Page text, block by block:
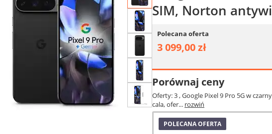
SIM, Norton
Polecana oferta
3 099,00 zł
Porównaj ceny
Oferty: 3, Google Pixel 9 Pro 5G w
cala, ofer... rozwiń
POLECANA OFERTA